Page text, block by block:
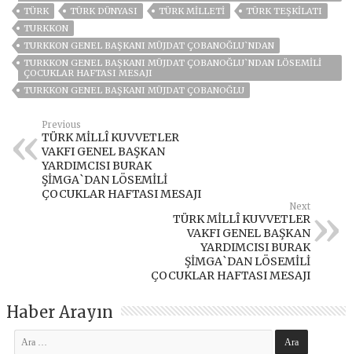
TÜRK
TÜRK DÜNYASI TÜRK MİLLETİ
TÜRK TEŞKILATI
TURKKON
TURKKON GENEL BAŞKANI MÜJDAT ÇOBANOĞLU`NDAN
TURKKON GENEL BAŞKANI MÜJDAT ÇOBANOĞLU`NDAN LÖSEMİLİ
ÇOCUKLAR HAFTASI MESAJI
TURKKON GENEL BAŞKANI MÜJDAT ÇOBANOĞLU
Previous
TÜRK MİLLÎ KUVVETLER
VAKFI GENEL BAŞKAN
YARDIMCISI BURAK
ŞİMGA`DAN LÖSEMİLİ
ÇOCUKLAR HAFTASI MESAJI
Next
TÜRK MİLLÎ KUVVETLER
VAKFI GENEL BAŞKAN
YARDIMCISI BURAK
ŞİMGA`DAN LÖSEMİLİ
ÇOCUKLAR HAFTASI MESAJI
Haber Arayın